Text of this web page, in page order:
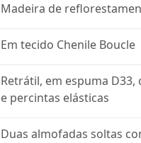
Madeira de
Em tecido Chenile Boucle
Retrátil, em espuma
e percintas elásticas
Duas almofadas soltas